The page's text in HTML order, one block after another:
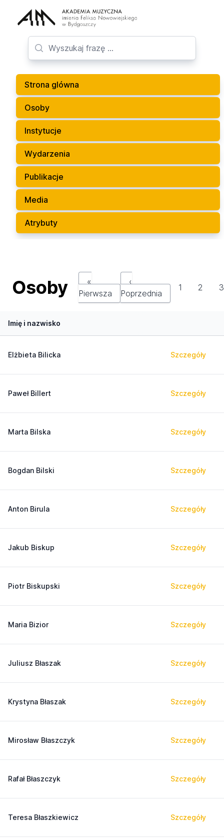
Strona glówna
Osoby
Instytucje
Wydarzenia
Publikacje
Media
Atrybuty
Osoby
«
Pierwsza
‹
Poprzednia
1 2 3
Imię i nazwisko
Elżbieta Bilicka Szczegóły
Paweł Billert Szczegóły
Marta Bilska Szczegóły
Bogdan Bilski Szczegóły
Anton Birula Szczegóły
Jakub Biskup Szczegóły
Piotr Biskupski Szczegóły
Maria Bizior Szczegóły
Juliusz Błaszak Szczegóły
Krystyna Błaszak Szczegóły
Mirosław Błaszczyk Szczegóły
Rafał Błaszczyk Szczegóły
Teresa Błaszkiewicz Szczegóły